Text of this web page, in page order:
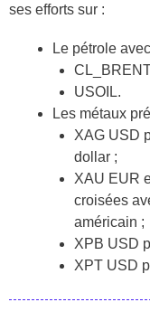
ses efforts sur :
Le pétrole
USOIL.
Les métaux
XAG USD
dollar ;
XAU EUR
croisées
américain ;
XPB USD
XPT USD